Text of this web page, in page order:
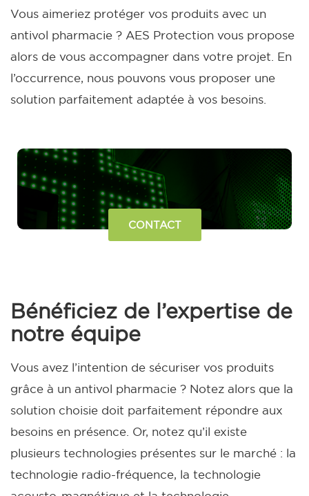
Vous aimeriez protéger vos produits avec un
antivol pharmacie ? AES Protection vous propose
alors de vous accompagner dans votre projet. En
l’occurrence, nous pouvons vous proposer une
solution parfaitement adaptée à vos besoins.
CONTACT
Bénéficiez de l’expertise de
notre équipe
Vous avez l’intention de sécuriser vos produits
grâce à un antivol pharmacie ? Notez alors que la
solution choisie doit parfaitement répondre aux
besoins en présence. Or, notez qu’il existe
plusieurs technologies présentes sur le marché : la
technologie radio-fréquence, la technologie